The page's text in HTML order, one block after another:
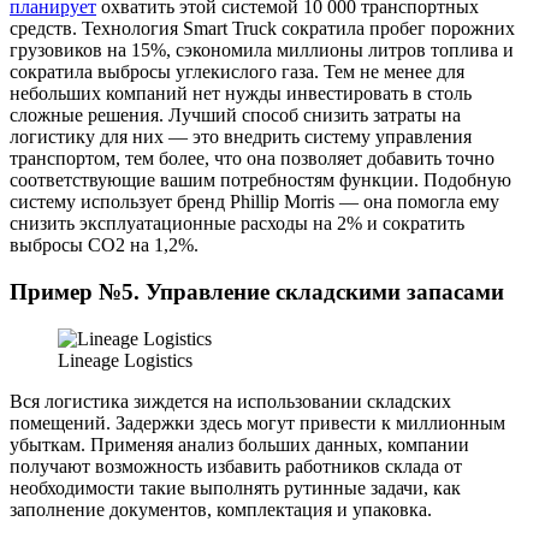
планирует охватить этой системой 10 000 транспортных
средств. Технология Smart Truck сократила пробег порожних
грузовиков на 15%, сэкономила миллионы литров топлива и
сократила выбросы углекислого газа. Тем не менее для
небольших компаний нет нужды инвестировать в столь
сложные решения. Лучший способ снизить затраты на
логистику для них — это внедрить систему управления
транспортом, тем более, что она позволяет добавить точно
соответствующие вашим потребностям функции. Подобную
систему использует бренд Phillip Morris — она помогла ему
снизить эксплуатационные расходы на 2% и сократить
выбросы CO2 на 1,2%.
Пример №5. Управление складскими запасами
Lineage Logistics
Вся логистика зиждется на использовании складских
помещений. Задержки здесь могут привести к миллионным
убыткам. Применяя анализ больших данных, компании
получают возможность избавить работников склада от
необходимости такие выполнять рутинные задачи, как
заполнение документов, комплектация и упаковка.